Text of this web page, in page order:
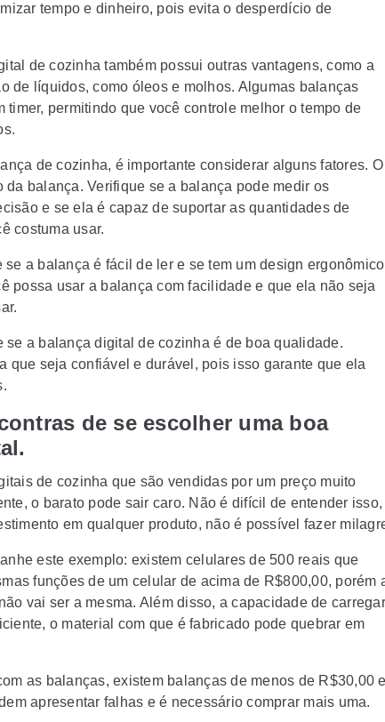
tempo e dinheiro, pois evita o desperdício de
de cozinha também possui outras vantagens, como a
de líquidos, como óleos e molhos. Algumas balanças
timer, permitindo que você controle melhor o tempo de
de cozinha, é importante considerar alguns fatores. O
da balança. Verifique se a balança pode medir os
e se ela é capaz de suportar as quantidades de
costuma usar.
a balança é fácil de ler e se tem um design
possa usar a balança com facilidade e que ela não seja
se a balança digital de cozinha é de boa qualidade.
que seja confiável e durável, pois isso garante que ela
de se escolher uma boa
de cozinha que são vendidas por um preço muito
o barato pode sair caro. Não é difícil de entender isso,
em qualquer produto, não é possível fazer
este exemplo: existem celulares de 500 reais que
funções de um celular de acima de R$800,00, porém
vai ser a mesma. Além disso, a capacidade de carregar
o material com que é fabricado pode quebrar em
as balanças, existem balanças de menos de R$30,00
apresentar falhas e é necessário comprar mais uma.